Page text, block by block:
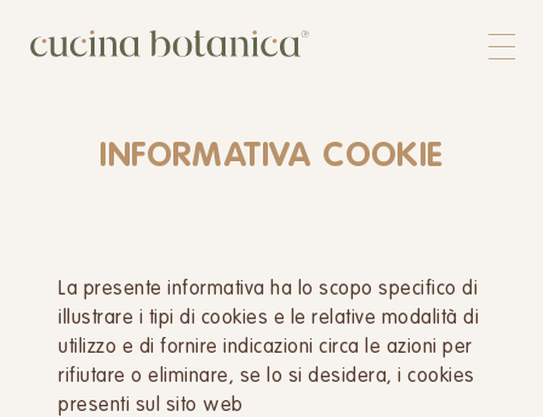
Shop
INFORMATIVA COOKIE
La presente informativa ha lo scopo specifico di
illustrare i tipi di cookies e le relative modalità di
utilizzo e di fornire indicazioni circa le azioni per
rifiutare o eliminare, se lo si desidera, i cookies
presenti sul sito web